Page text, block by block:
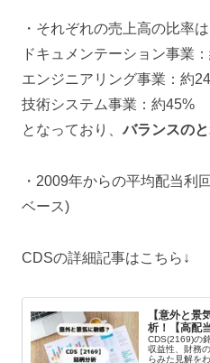
・それぞれの売上高の比率は
ドキュメンテーション事業
エンジニアリング事業：約
技術システム事業：約45%
となっており、バランスの
・2009年からの平均配当利
ベース)
CDSの詳細記事はこちら↓
【意外と景
析！【高配当
CDS(2169)の
収益性、財務
らみた見解を